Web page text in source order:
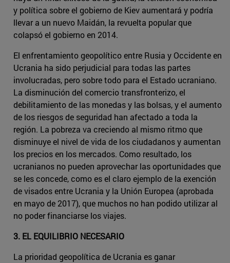
y política sobre el gobierno de Kiev aumentará y podría
llevar a un nuevo Maidán, la revuelta popular que
colapsó el gobierno en 2014.
El enfrentamiento geopolítico entre Rusia y Occidente en
Ucrania ha sido perjudicial para todas las partes
involucradas, pero sobre todo para el Estado ucraniano.
La disminución del comercio transfronterizo, el
debilitamiento de las monedas y las bolsas, y el aumento
de los riesgos de seguridad han afectado a toda la
región. La pobreza va creciendo al mismo ritmo que
disminuye el nivel de vida de los ciudadanos y aumentan
los precios en los mercados. Como resultado, los
ucranianos no pueden aprovechar las oportunidades que
se les concede, como es el claro ejemplo de la exención
de visados entre Ucrania y la Unión Europea (aprobada
en mayo de 2017), que muchos no han podido utilizar al
no poder financiarse los viajes.
3. EL EQUILIBRIO NECESARIO
La prioridad geopolítica de Ucrania es ganar